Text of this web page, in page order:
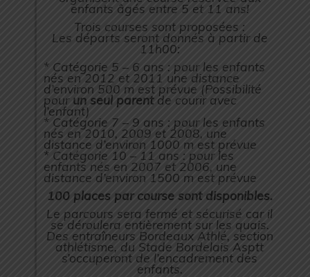
enfants âgés entre 5 et 11 ans!
Trois courses sont proposées :
Les départs seront donnés à partir de
11h00:
* Catégorie 5 – 6 ans : pour les enfants
nés en 2012 et 2011 une distance
d’environ 500 m est prévue (Possibilité
pourun seul parentde courir avec
l’enfant)
* Catégorie 7 – 9 ans : pour les enfants
nés en 2010, 2009 et 2008, une
distance d’environ 1000 m est prévue
* Catégorie 10 – 11 ans : pour les
enfants nés en 2007 et 2006, une
distance d’environ 1500 m est prévue
100 places par course sont disponibles.
Le parcours sera fermé et sécurisé car il
se déroulera entièrement sur les quais.
Des entraîneurs Bordeaux Athlé, section
athlétisme, du Stade Bordelais Asptt
s’occuperont de l’encadrement des
enfants.